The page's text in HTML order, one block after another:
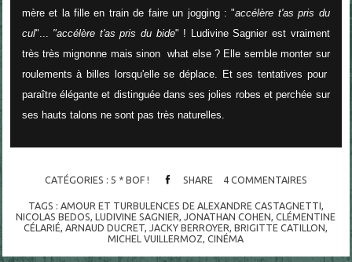
mère et la fille en train de faire un jogging : "accélère t'as pris du
cul"... "accélère t'as pris du bide" ! Ludivine Sagnier est vraiment
très très mignonne mais sinon what else ? Elle semble monter sur
roulements à billes lorsqu'elle se déplace. Et ses tentatives pour
paraître élégante et distinguée dans ses jolies robes et perchée sur
ses hauts talons ne sont pas très naturelles.
CATÉGORIES : 5 * BOF ! SHARE 4 COMMENTAIRES
TAGS : AMOUR ET TURBULENCES DE ALEXANDRE CASTAGNETTI
NICOLAS BEDOS ,LUDIVINE SAGNIER JONATHAN COHEN ,CLÉMENTINE
CÉLARIÉ ARNAUD DUCRET JACKY BERROYER ,BRIGITTE CATILLON
MICHEL VUILLERMOZ ,CINÉMA